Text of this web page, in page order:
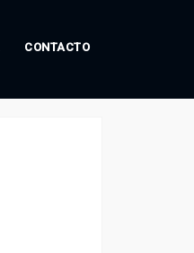
CONTACTO